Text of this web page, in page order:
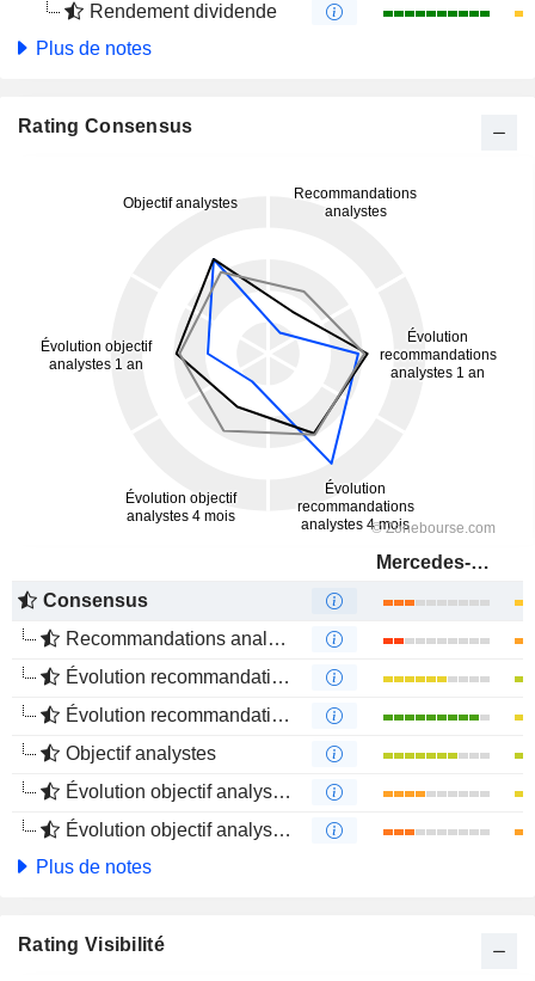
Rendement dividende
Plus de notes
Rating Consensus
Mercedes-Benz Group AG
Consensus
Recommandations analystes
Évolution recommandations analystes 1 an
Évolution recommandations analystes 4 mois
Objectif analystes
Évolution objectif analystes 1 an
Évolution objectif analystes 4 mois
Plus de notes
Rating Visibilité